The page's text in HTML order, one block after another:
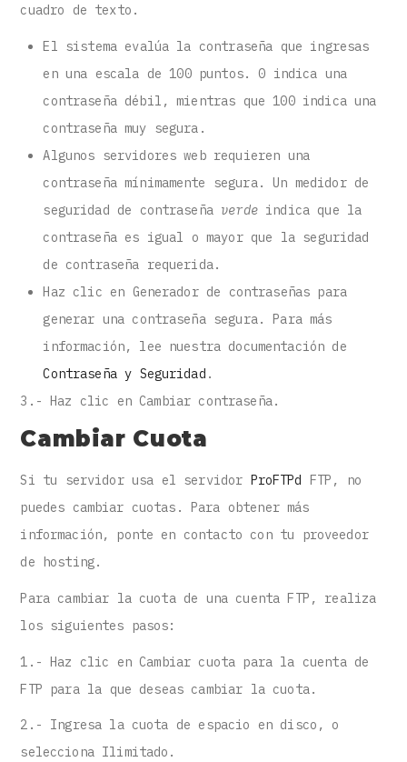
cuadro de texto.
El sistema evalúa la contraseña que ingresas
en una escala de 100 puntos. 0 indica una
contraseña débil, mientras que 100 indica una
contraseña muy segura.
Algunos servidores web requieren una
contraseña mínimamente segura. Un medidor de
seguridad de contraseña verdeindica que la
contraseña es igual o mayor que la seguridad
de contraseña requerida.
Haz clic en Generador de contraseñas para
generar una contraseña segura. Para más
información, lee nuestra documentación de
Contraseña y Seguridad .
3.- Haz clic en Cambiar contraseña.
Cambiar Cuota
Si tu servidor usa el servidor ProFTPd
FTP, no
puedes cambiar cuotas. Para obtener más
información, ponte en contacto con tu proveedor
de hosting.
Para cambiar la cuota de una cuenta FTP, realiza
los siguientes pasos:
1.- Haz clic en Cambiar cuota para la cuenta de
FTP para la que deseas cambiar la cuota.
2.- Ingresa la cuota de espacio en disco, o
selecciona Ilimitado.